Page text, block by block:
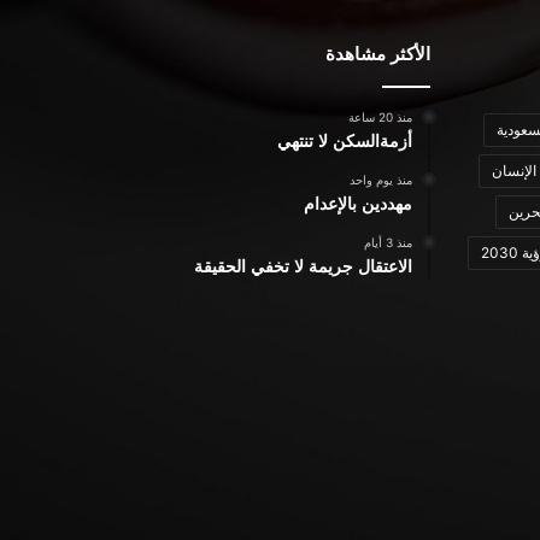
2030
الأكثر مشاهدة
منذ 20 ساعة
أزمةالسكن لا تنتهي
منذ يوم واحد
مهددين بالإعدام
منذ 3 أيام
الاعتقال جريمة لا تخفي الحقيقة